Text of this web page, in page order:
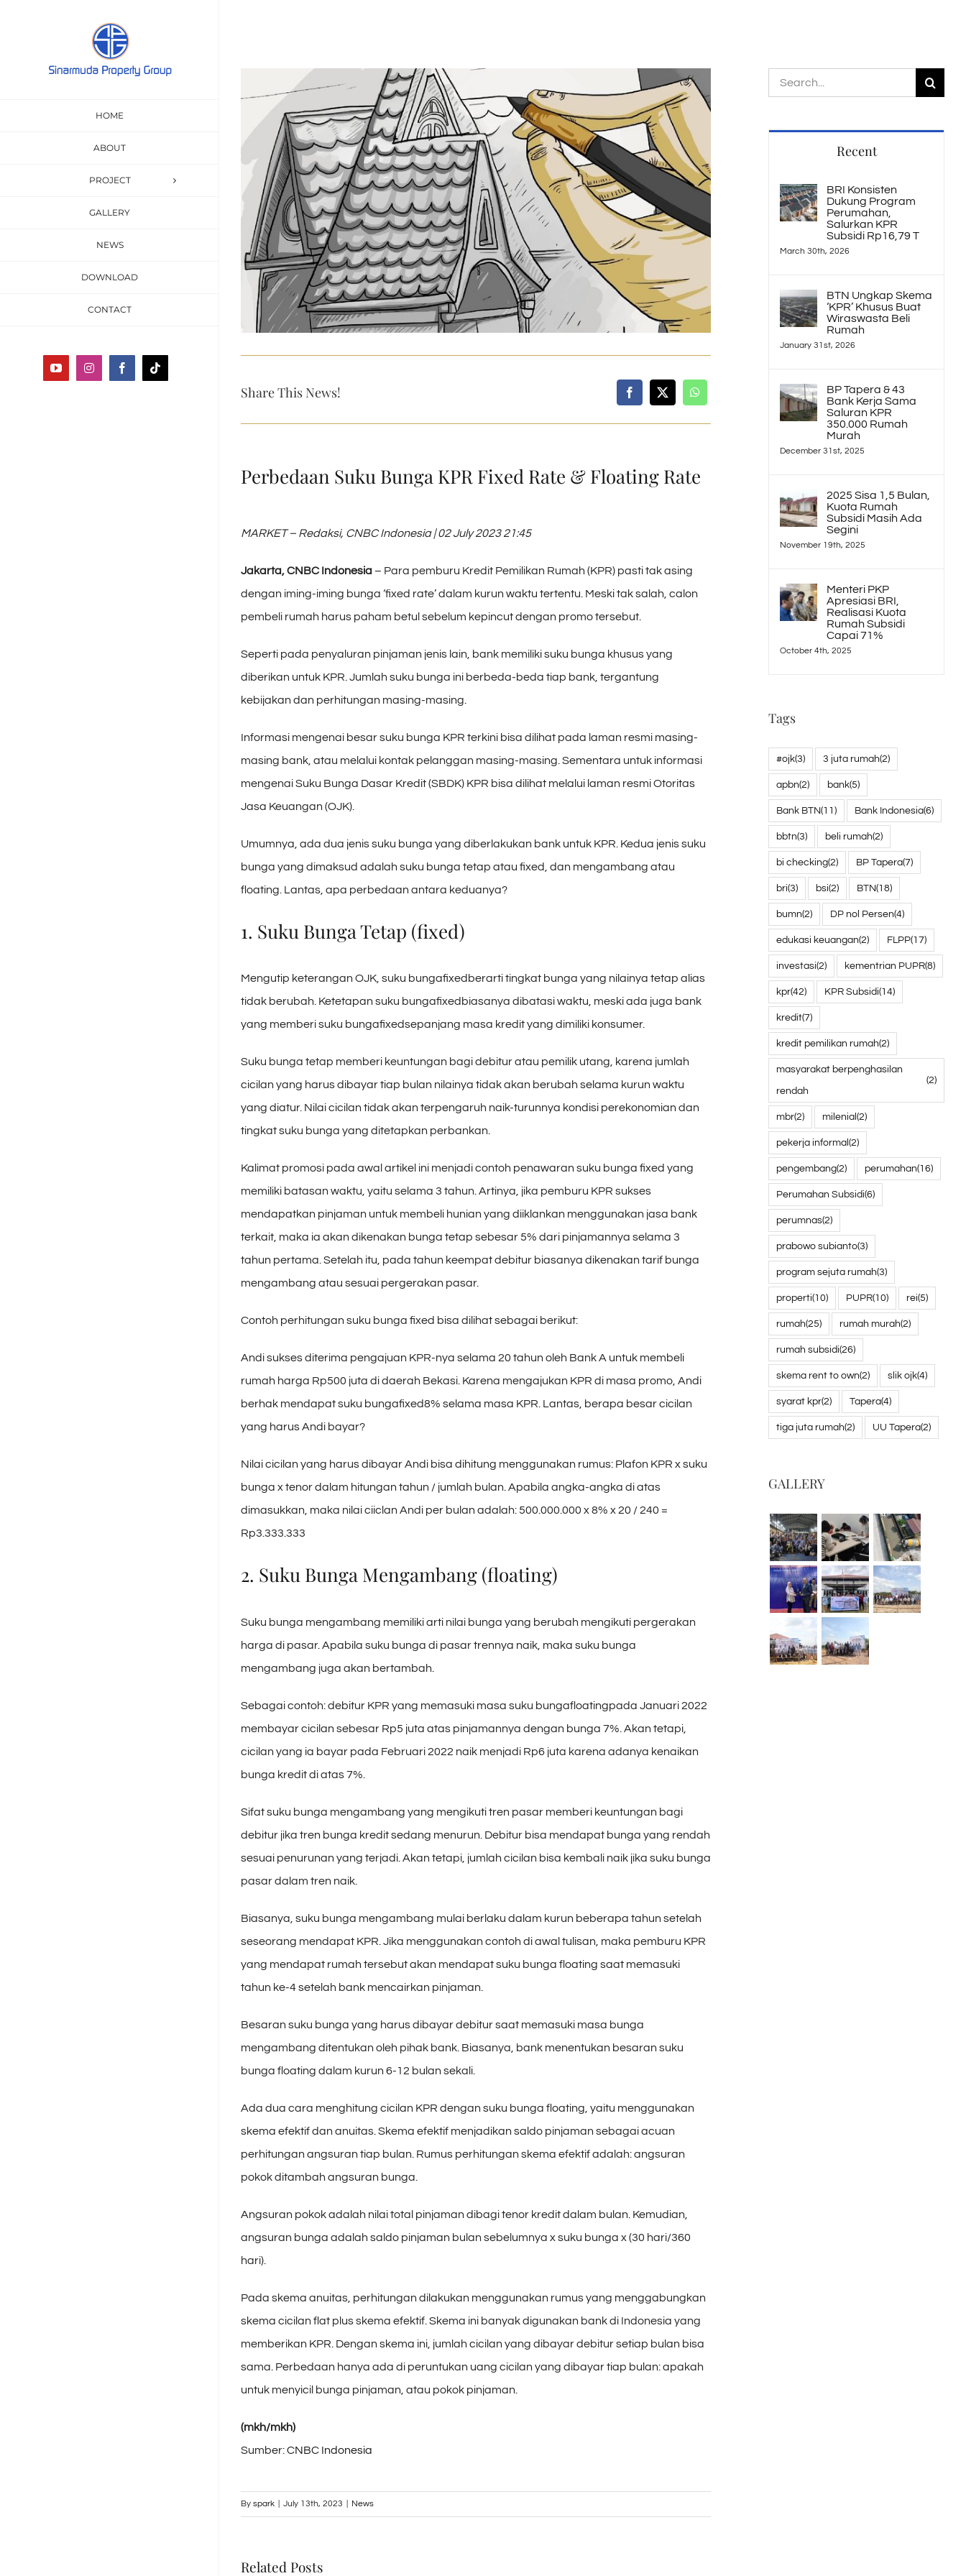
HOME
ABOUT
PROJECT
GALLERY
NEWS
DOWNLOAD
CONTACT
YouTubeInstagramFacebookTiktok
Larger
Image
Share This News!
Perbedaan Suku Bunga KPR Fixed Rate & Floating Rate
MARKET – Redaksi, CNBC Indonesia | 02 July 2023 21:45
Jakarta, CNBC Indonesia– Para pemburu Kredit Pemilikan Rumah (KPR) pasti tak asing
dengan iming-iming bunga ‘fixed rate’ dalam kurun waktu tertentu. Meski tak salah, calon
pembeli rumah harus paham betul sebelum kepincut dengan promo tersebut.
Seperti pada penyaluran pinjaman jenis lain, bank memiliki suku bunga khusus yang
diberikan untuk KPR. Jumlah suku bunga ini berbeda-beda tiap bank, tergantung
kebijakan dan perhitungan masing-masing.
Informasi mengenai besar suku bunga KPR terkini bisa dilihat pada laman resmi masing-
masing bank, atau melalui kontak pelanggan masing-masing. Sementara untuk informasi
mengenai Suku Bunga Dasar Kredit (SBDK) KPR bisa dilihat melalui laman resmi Otoritas
Jasa Keuangan (OJK).
Umumnya, ada dua jenis suku bunga yang diberlakukan bank untuk KPR. Kedua jenis suku
bunga yang dimaksud adalah suku bunga tetap atau fixed, dan mengambang atau
floating. Lantas, apa perbedaan antara keduanya?
1. Suku Bunga Tetap (fixed)
Mengutip keterangan OJK, suku bungafixedberarti tingkat bunga yang nilainya tetap alias
tidak berubah. Ketetapan suku bungafixedbiasanya dibatasi waktu, meski ada juga bank
yang memberi suku bungafixedsepanjang masa kredit yang dimiliki konsumer.
Suku bunga tetap memberi keuntungan bagi debitur atau pemilik utang, karena jumlah
cicilan yang harus dibayar tiap bulan nilainya tidak akan berubah selama kurun waktu
yang diatur. Nilai cicilan tidak akan terpengaruh naik-turunnya kondisi perekonomian dan
tingkat suku bunga yang ditetapkan perbankan.
Kalimat promosi pada awal artikel ini menjadi contoh penawaran suku bunga fixed yang
memiliki batasan waktu, yaitu selama 3 tahun. Artinya, jika pemburu KPR sukses
mendapatkan pinjaman untuk membeli hunian yang diiklankan menggunakan jasa bank
terkait, maka ia akan dikenakan bunga tetap sebesar 5% dari pinjamannya selama 3
tahun pertama. Setelah itu, pada tahun keempat debitur biasanya dikenakan tarif bunga
mengambang atau sesuai pergerakan pasar.
Contoh perhitungan suku bunga fixed bisa dilihat sebagai berikut:
Andi sukses diterima pengajuan KPR-nya selama 20 tahun oleh Bank A untuk membeli
rumah harga Rp500 juta di daerah Bekasi. Karena mengajukan KPR di masa promo, Andi
berhak mendapat suku bungafixed8% selama masa KPR. Lantas, berapa besar cicilan
yang harus Andi bayar?
Nilai cicilan yang harus dibayar Andi bisa dihitung menggunakan rumus: Plafon KPR x suku
bunga x tenor dalam hitungan tahun / jumlah bulan. Apabila angka-angka di atas
dimasukkan, maka nilai ciiclan Andi per bulan adalah: 500.000.000 x 8% x 20 / 240 =
Rp3.333.333
2. Suku Bunga Mengambang (floating)
Suku bunga mengambang memiliki arti nilai bunga yang berubah mengikuti pergerakan
harga di pasar. Apabila suku bunga di pasar trennya naik, maka suku bunga
mengambang juga akan bertambah.
Sebagai contoh: debitur KPR yang memasuki masa suku bungafloatingpada Januari 2022
membayar cicilan sebesar Rp5 juta atas pinjamannya dengan bunga 7%. Akan tetapi,
cicilan yang ia bayar pada Februari 2022 naik menjadi Rp6 juta karena adanya kenaikan
bunga kredit di atas 7%.
Sifat suku bunga mengambang yang mengikuti tren pasar memberi keuntungan bagi
debitur jika tren bunga kredit sedang menurun. Debitur bisa mendapat bunga yang rendah
sesuai penurunan yang terjadi. Akan tetapi, jumlah cicilan bisa kembali naik jika suku bunga
pasar dalam tren naik.
Biasanya, suku bunga mengambang mulai berlaku dalam kurun beberapa tahun setelah
seseorang mendapat KPR. Jika menggunakan contoh di awal tulisan, maka pemburu KPR
yang mendapat rumah tersebut akan mendapat suku bunga floating saat memasuki
tahun ke-4 setelah bank mencairkan pinjaman.
Besaran suku bunga yang harus dibayar debitur saat memasuki masa bunga
mengambang ditentukan oleh pihak bank. Biasanya, bank menentukan besaran suku
bunga floating dalam kurun 6-12 bulan sekali.
Ada dua cara menghitung cicilan KPR dengan suku bunga floating, yaitu menggunakan
skema efektif dan anuitas. Skema efektif menjadikan saldo pinjaman sebagai acuan
perhitungan angsuran tiap bulan. Rumus perhitungan skema efektif adalah: angsuran
pokok ditambah angsuran bunga.
Angsuran pokok adalah nilai total pinjaman dibagi tenor kredit dalam bulan. Kemudian,
angsuran bunga adalah saldo pinjaman bulan sebelumnya x suku bunga x (30 hari/360
hari).
Pada skema anuitas, perhitungan dilakukan menggunakan rumus yang menggabungkan
skema cicilan flat plus skema efektif. Skema ini banyak digunakan bank di Indonesia yang
memberikan KPR. Dengan skema ini, jumlah cicilan yang dibayar debitur setiap bulan bisa
sama. Perbedaan hanya ada di peruntukan uang cicilan yang dibayar tiap bulan: apakah
untuk menyicil bunga pinjaman, atau pokok pinjaman.
(mkh/mkh)
Sumber:CNBC Indonesia
By spark July 13th, 2023 News
Related Posts
Search
Recent
BRI Konsisten
Dukung Program
Perumahan,
Salurkan KPR
Subsidi Rp16,79 T
March 30th, 2026
BTN Ungkap Skema
‘KPR’ Khusus Buat
Wiraswasta Beli
Rumah
January 31st, 2026
BP Tapera & 43
Bank Kerja Sama
Saluran KPR
350.000 Rumah
Murah
December 31st, 2025
2025 Sisa 1,5 Bulan,
Kuota Rumah
Subsidi Masih Ada
Segini
November 19th, 2025
Menteri PKP
Apresiasi BRI,
Realisasi Kuota
Rumah Subsidi
Capai 71%
October 4th, 2025
Tags
#ojk(3) 3 juta rumah(2)
apbn(2) bank(5)
Bank BTN(11) Bank Indonesia(6)
bbtn(3) beli rumah(2)
bi checking(2) BP Tapera(7)
bri(3) bsi(2) BTN(18)
bumn(2) DP nol Persen(4)
edukasi keuangan(2) FLPP(17)
investasi(2) kementrian PUPR(8)
kpr(42) KPR Subsidi(14)
kredit(7)
kredit pemilikan rumah(2)
masyarakat berpenghasilan
rendah
(2)
mbr(2) milenial(2)
pekerja informal(2)
pengembang(2) perumahan(16)
Perumahan Subsidi(6)
perumnas(2)
prabowo subianto(3)
program sejuta rumah(3)
properti(10) PUPR(10) rei(5)
rumah(25) rumah murah(2)
rumah subsidi(26)
skema rent to own(2) slik ojk(4)
syarat kpr(2) Tapera(4)
tiga juta rumah(2) UU Tapera(2)
GALLERY